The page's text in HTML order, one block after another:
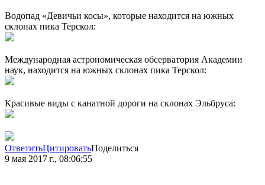
Водопад «Девичьи косы», которые находится на южных
склонах пика Терскол:
Международная астрономическая обсерватория Академии
наук, находится на южных склонах пика Терскол:
Красивые виды с канатной дороги на склонах Эльбруса:
ОтветитьЦитироватьПоделиться
9 мая 2017 г., 08:06:55